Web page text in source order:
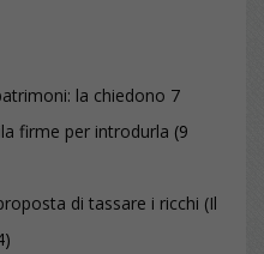
la chiedono 7
firme per introdurla (9
di tassare i ricchi (Il